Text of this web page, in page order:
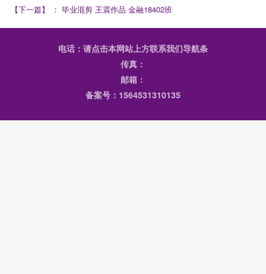
【下一篇】 ： 毕业混剪 王震作品 金融18402班
电话：请点击本网站上方联系我们导航条
传真：
邮箱：
备案号：1564531310135